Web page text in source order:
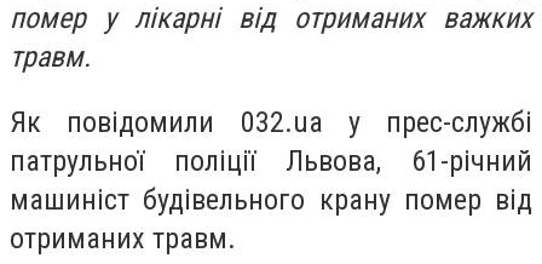
помер у лікарні від отриманих важких
травм.
Як повідомили 032.ua у прес-службі
патрульної поліції Львова, 61-річний
машиніст будівельного крану помер від
отриманих травм.